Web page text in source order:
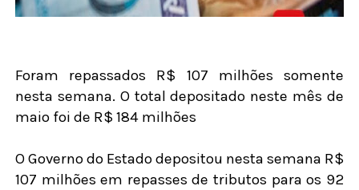
Foram repassados R$ 107 milhões somente
nesta semana. O total depositado neste mês de
maio foi de R$ 184 milhões
O Governo do Estado depositou nesta semana R$
107 milhões em repasses de tributos para os 92